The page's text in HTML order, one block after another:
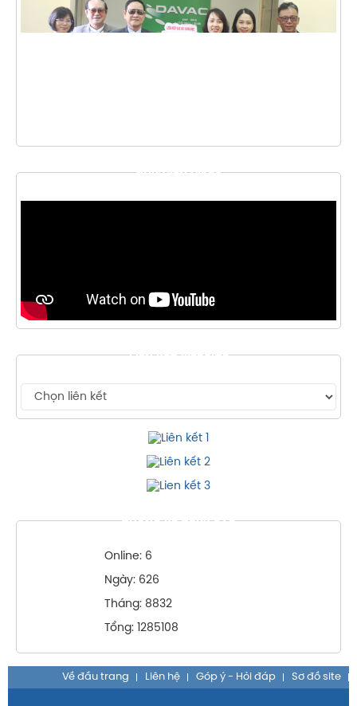
THƯ VIỆN VIDEO
LIÊN KẾT WEBSITE
THỐNG KÊ TRUY CẬP
Online: 6
Ngày: 626
Tháng: 8832
Tổng: 1285108
Về đầu trang Liên hệ Góp ý - Hỏi đáp Sơ đồ site